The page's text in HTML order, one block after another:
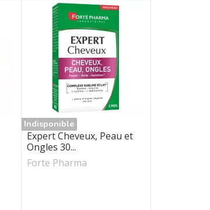
Indisponible
Expert Cheveux, Peau et
Ongles 30...
Forte Pharma